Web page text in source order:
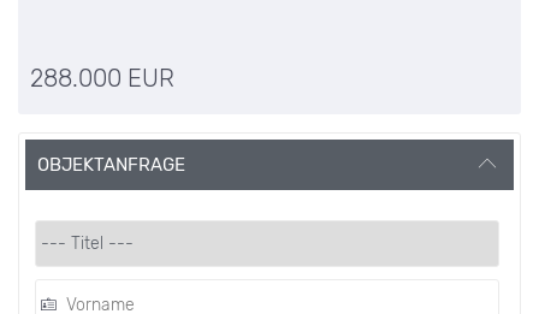
288.000 EUR
OBJEKTANFRAGE